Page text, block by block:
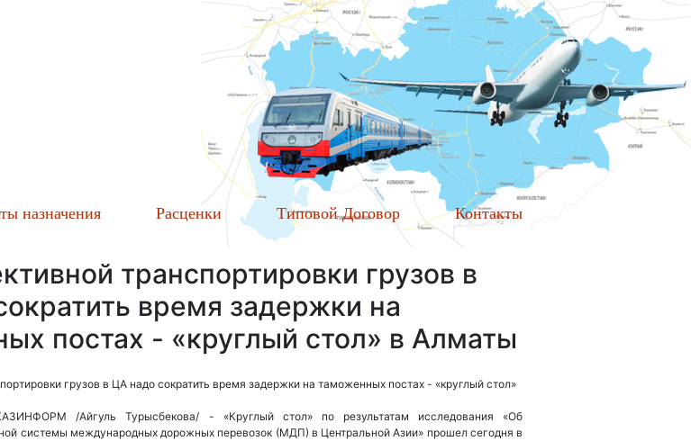
назначения Расценки Типовой Договор Контакты
транспортировки грузов в
время задержки на
постах - «круглый стол» в Алматы
грузов в ЦА надо сократить время задержки на таможенных постах - «круглый стол»
/Айгуль Турысбекова/ - «Круглый стол» по результатам исследования «Об
системы международных дорожных перевозок (МДП) в Центральной Азии» прошел сегодня в